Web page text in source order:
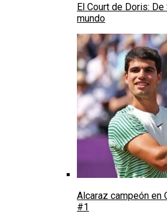
El Court de Doris:
mundo
Alcaraz campeón en
#1